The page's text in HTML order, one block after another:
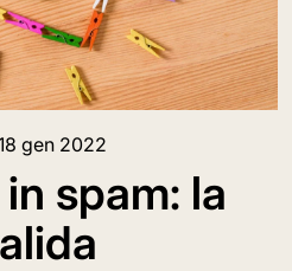
gen 2022
spam: la